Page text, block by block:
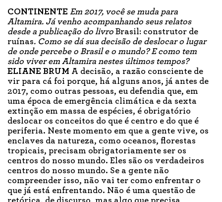
CONTINENTE Em 2017, você se muda para
Altamira. Já venho acompanhando seus relatos
desde a publicação do livro Brasil: construtor de
ruínas. Como se dá sua decisão de deslocar o lugar
de onde percebe o Brasil e o mundo? E como tem
sido viver em Altamira nestes últimos tempos?
ELIANE BRUM A decisão, a razão consciente de
vir para cá foi porque, há alguns anos, já antes de
2017, como outras pessoas, eu defendia que, em
uma época de emergência climática e da sexta
extinção em massa de espécies, é obrigatório
deslocar os conceitos do que é centro e do que é
periferia. Neste momento em que a gente vive, os
enclaves da natureza, como oceanos, florestas
tropicais, precisam obrigatoriamente ser os
centros do nosso mundo. Eles são os verdadeiros
centros do nosso mundo. Se a gente não
compreender isso, não vai ter como enfrentar o
que já está enfrentando. Não é uma questão de